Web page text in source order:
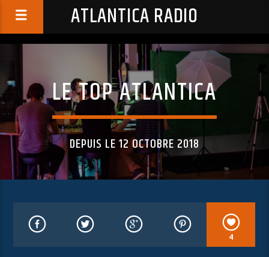
ATLANTICA RADIO
LE TOP ATLANTICA
DEPUIS LE 12 OCTOBRE 2018
4